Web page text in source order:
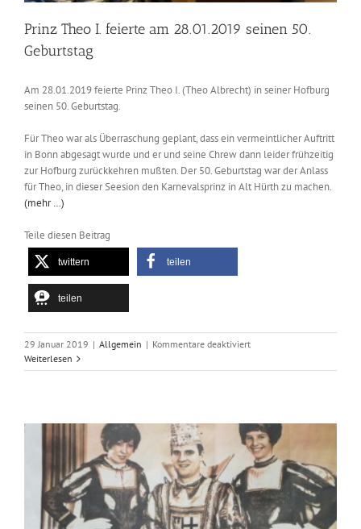
Prinz Theo I. feierte am 28.01.2019 seinen 50.
Geburtstag
Am 28.01.2019 feierte Prinz Theo I. (Theo Albrecht) in seiner Hofburg
seinen 50. Geburtstag.
Für Theo war als Überraschung geplant, dass ein vermeintlicher Auftritt
in Bonn abgesagt wurde und er und seine Chrew dann leider frühzeitig
zur Hofburg zurückkehren mußten. Der 50. Geburtstag war der Anlass
für Theo, in dieser Seesion den Karnevalsprinz in Alt Hürth zu machen.
(mehr …)
Teile diesen Beitrag
twittern teilen
teilen
29 Januar 2019 | Allgemein | Kommentare deaktiviertfür
Theo
28.01.2019
seinen
50.
Geburtstag
Weiterlesen